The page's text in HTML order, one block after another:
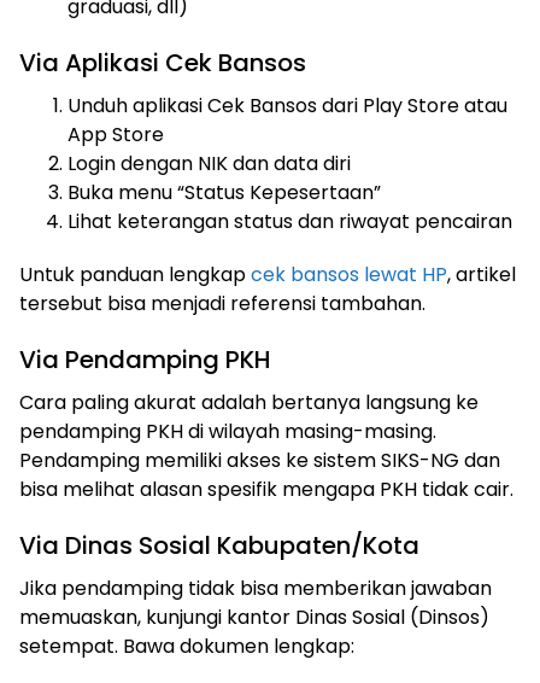
graduasi, dll)
Via Aplikasi Cek Bansos
Unduh aplikasi Cek Bansos dari Play Store atau
App Store
Login dengan NIK dan data diri
Buka menu “Status Kepesertaan”
Lihat keterangan status dan riwayat pencairan
Untuk panduan lengkapcek bansos lewat HP, artikel
tersebut bisa menjadi referensi tambahan.
Via Pendamping PKH
Cara paling akurat adalah bertanya langsung ke
pendamping PKH di wilayah masing-masing.
Pendamping memiliki akses ke sistem SIKS-NG dan
bisa melihat alasan spesifik mengapa PKH tidak cair.
Via Dinas Sosial Kabupaten/Kota
Jika pendamping tidak bisa memberikan jawaban
memuaskan, kunjungi kantor Dinas Sosial (Dinsos)
setempat. Bawa dokumen lengkap: